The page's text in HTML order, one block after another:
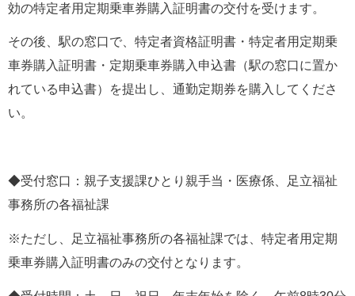
効の特定者用定期乗車券購入証明書の交付を受けます。
その後、駅の窓口で、特定者資格証明書・特定者用定期乗
車券購入証明書・定期乗車券購入申込書（駅の窓口に置か
れている申込書）を提出し、通勤定期券を購入してくださ
い。
◆受付窓口：親子支援課ひとり親手当・医療係、足立福祉
事務所の各福祉課
※ただし、足立福祉事務所の各福祉課では、特定者用定期
乗車券購入証明書のみの交付となります。